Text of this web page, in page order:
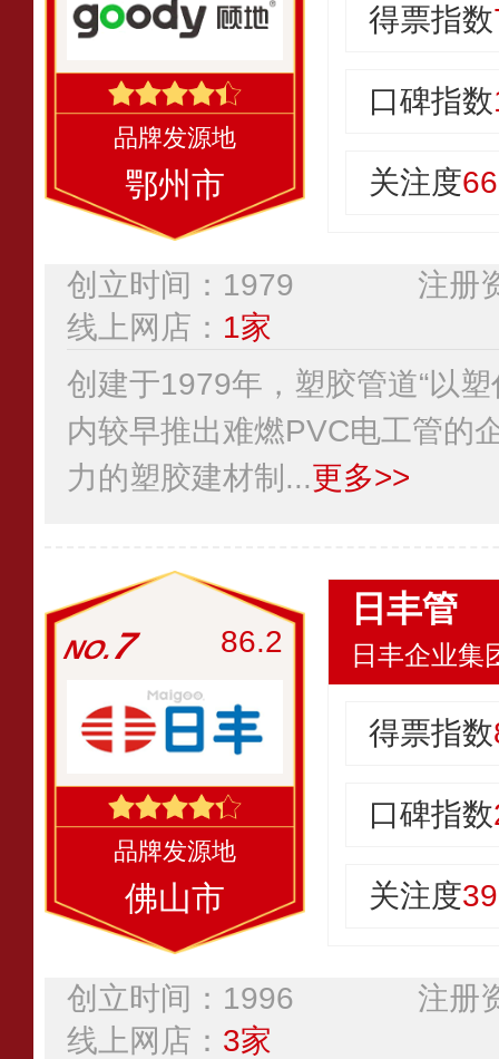
鄂州市
得票指数
口碑指数
关注度
创立时间：1979
注册
线上网店： 1家
创建于1979年，塑胶管道“以
内较早推出难燃PVC电工管的
力的塑胶建材制...更多>>
7 86.2
佛山市
日丰管
日丰企业集
得票指数
口碑指数
关注度
创立时间：1996
注册
线上网店： 3家